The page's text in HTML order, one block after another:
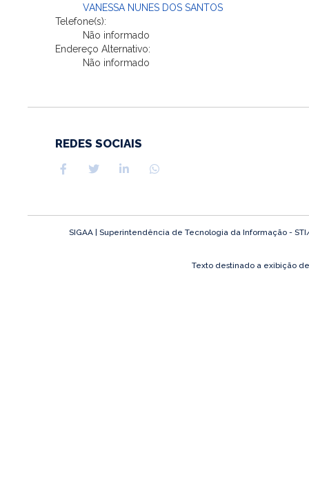
VANESSA NUNES DOS SANTOS
Telefone(s):
Não informado
Endereço Alternativo:
Não informado
REDES SOCIAIS
SIGAA | Superintendência de Tecnologia da Informação -
Texto destinado a exibição